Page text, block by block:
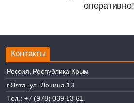
оперативно!
Контакты
Россия, Республика Крым
г.Ялта, ул. Ленина 13
Тел.: +7 (978) 039 13 61